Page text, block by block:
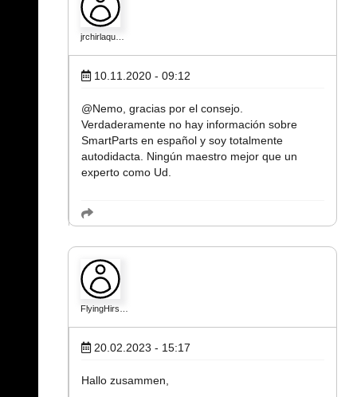
jrchirlaqu…
10.11.2020 - 09:12
@Nemo, gracias por el consejo.
Verdaderamente no hay información sobre
SmartParts en español y soy totalmente
autodidacta. Ningún maestro mejor que un
experto como Ud.
FlyingHirs…
20.02.2023 - 15:17
Hallo zusammen,